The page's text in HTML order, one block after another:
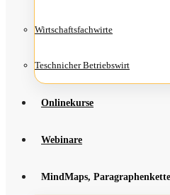
Wirt­schafts­fach­wir­te
Teschni­cher Betriebswirt
Online­kur­se
Web­i­na­re
Mind­Maps,